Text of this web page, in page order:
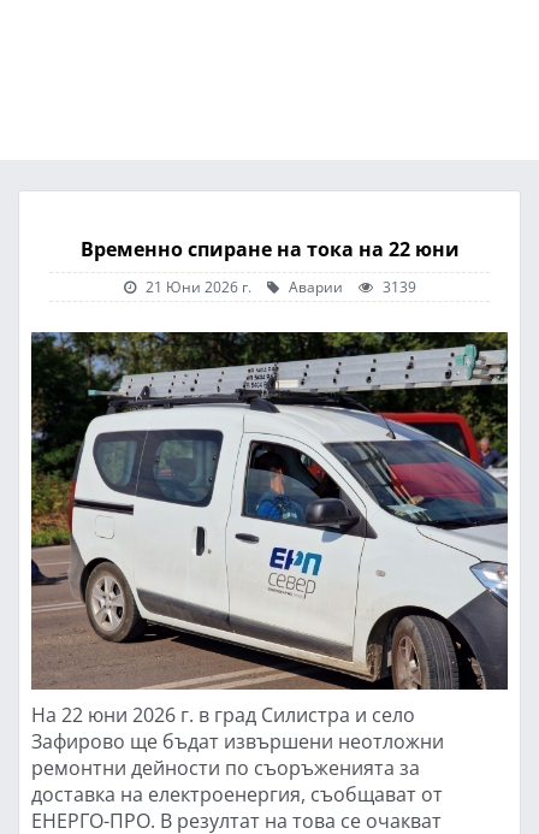
Временно спиране на тока на 22 юни
21 Юни 2026 г. Аварии 3139
На 22 юни 2026 г. в град Силистра и село
Зафирово ще бъдат извършени неотложни
ремонтни дейности по съоръженията за
доставка на електроенергия, съобщават от
ЕНЕРГО-ПРО. В резултат на това се очакват